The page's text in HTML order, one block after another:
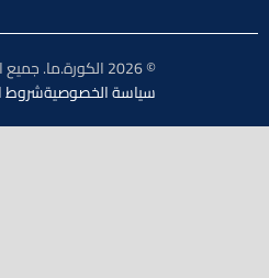
سياسة الخصوصيةشروط